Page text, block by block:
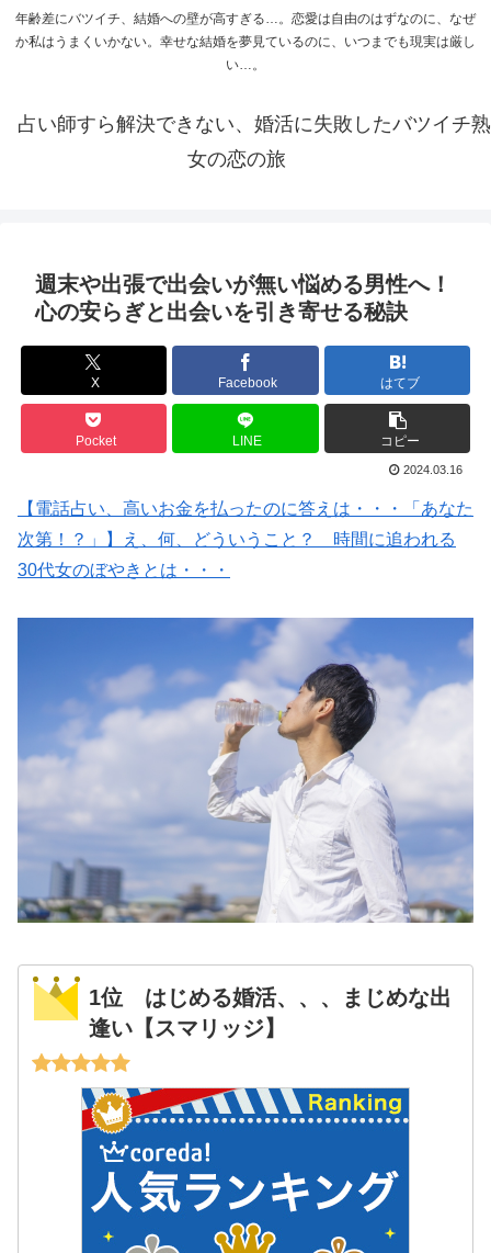
年齢差にバツイチ、結婚への壁が高すぎる…。恋愛は自由のはずなのに、なぜ
か私はうまくいかない。幸せな結婚を夢見ているのに、いつまでも現実は厳し
い…。
占い師すら解決できない、婚活に失敗したバツイチ熟
女の恋の旅
週末や出張で出会いが無い悩める男性へ！
心の安らぎと出会いを引き寄せる秘訣
X Facebook はてブ
Pocket LINE コピー
2024.03.16
【電話占い、高いお金を払ったのに答えは・・・「あなた
次第！？」】え、何、どういうこと？ 時間に追われる
30代女のぼやきとは・・・
1位 はじめる婚活、、、まじめな出
逢い【スマリッジ】